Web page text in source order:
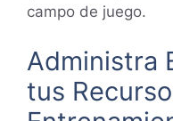
campo de juego.
Administra
tus